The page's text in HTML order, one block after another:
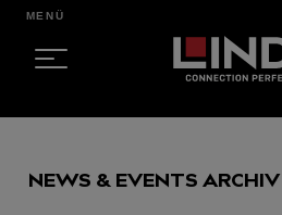
CONTENT
MENÜ
NEWS & EVENTS ARCHIV